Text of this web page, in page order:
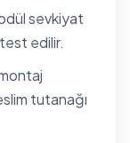
sevkiyat
edilir.
tutanağı